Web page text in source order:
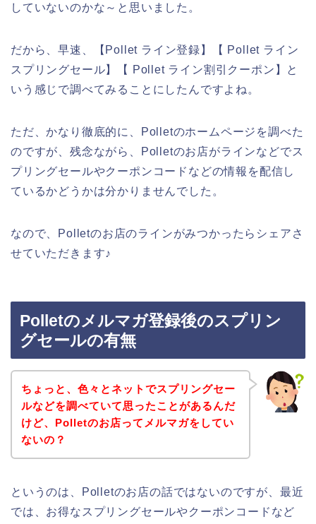
していないのかな～と思いました。
だから、早速、【Pollet ライン登録】【 Pollet ライン
スプリングセール】【 Pollet ライン割引クーポン】と
いう感じで調べてみることにしたんですよね。
ただ、かなり徹底的に、Polletのホームページを調べた
のですが、残念ながら、Polletのお店がラインなどでス
プリングセールやクーポンコードなどの情報を配信し
ているかどうかは分かりませんでした。
なので、Polletのお店のラインがみつかったらシェアさ
せていただきます♪
Polletのメルマガ登録後のスプリン
グセールの有無
ちょっと、色々とネットでスプリングセー
ルなどを調べていて思ったことがあるんだ
けど、Polletのお店ってメルマガをしてい
ないの？
というのは、Polletのお店の話ではないのですが、最近
では、お得なスプリングセールやクーポンコードなど